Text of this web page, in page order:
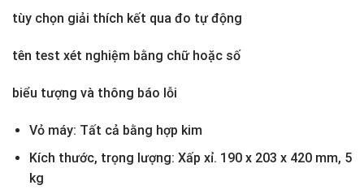
tùy chọn giải thích kết qua đo tự động
tên test xét nghiệm bằng chữ hoặc số
biểu tượng và thông báo lỗi
Vỏ máy: Tất cả bằng hợp kim
Kích thước, trọng lượng: Xấp xỉ. 190 x 203 x 420 mm, 5
kg